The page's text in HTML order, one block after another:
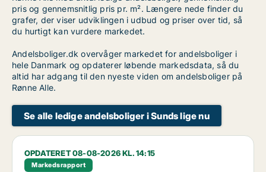
pris og gennemsnitlig pris pr. m². Længere nede finder du
grafer, der viser udviklingen i udbud og priser over tid, så
du hurtigt kan vurdere markedet.
Andelsboliger.dk overvåger markedet for andelsboliger i
hele Danmark og opdaterer løbende markedsdata, så du
altid har adgang til den nyeste viden om andelsboliger på
Rønne Alle.
Se alle ledige andelsboliger i Sunds lige nu
OPDATERET 08-08-2026 KL. 14:15
Markedsrapport